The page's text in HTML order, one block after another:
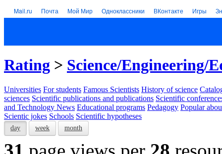
Mail.ru Почта Мой Мир Одноклассники ВКонтакте Игры
Rating > Science/Engineering/
Universities For students Famous Scientists History of science
sciences Scientific publications and publications Scientific
and Technology News Educational programs Pedagogy Popular
Scientic jokes Schools Scientific hypotheses
day week month